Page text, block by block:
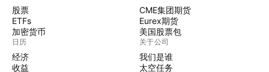
股票
ETFs
加密货币
日历
经济
收益
CME集团期货
Eurex期货
美国股票包
关于公司
我们是谁
太空任务